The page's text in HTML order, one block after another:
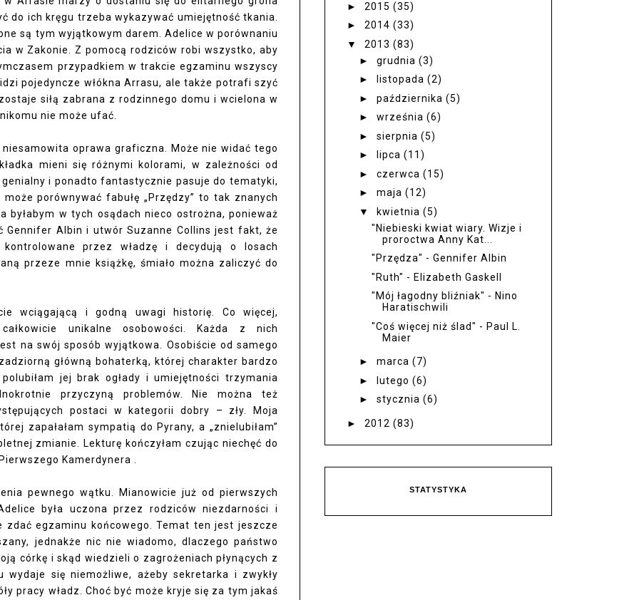
do ich kręgu trzeba wykazywać umiejętność tkania.
są tym wyjątkowym darem. Adelice w porównaniu
w Zakonie. Z pomocą rodziców robi wszystko, aby
przypadkiem w trakcie egzaminu wszyscy
pojedyncze włókna Arrasu, ale także potrafi szyć
siłą zabrana z rodzinnego domu i wcielona w
nie może ufać.
oprawa graficzna. Może nie widać tego
mieni się różnymi kolorami, w zależności od
i ponadto fantastycznie pasuje do tematyki,
porównywać fabułę „Przędzy” to tak znanych
byłabym w tych osądach nieco ostrożna, ponieważ
Gennifer Albin i utwór Suzanne Collins jest fakt, że
przez władzę i decydują o losach
przeze mnie książkę, śmiało można zaliczyć do
wciągającą i godną uwagi historię. Co więcej,
unikalne osobowości. Każda z nich
na swój sposób wyjątkowa. Osobiście od samego
główną bohaterką, której charakter bardzo
jej brak ogłady i umiejętności trzymania
przyczyną problemów. Nie można też
postaci w kategorii dobry – zły. Moja
zapałałam sympatią do Pyrany, a „znielubiłam”
zmianie. Lekturę kończyłam czując niechęć do
Kamerdynera .
pewnego wątku. Mianowicie już od pierwszych
była uczona przez rodziców niezdarności i
egzaminu końcowego. Temat ten jest jeszcze
jednakże nic nie wiadomo, dlaczego państwo
córkę i skąd wiedzieli o zagrożeniach płynących z
się niemożliwe, ażeby sekretarka i zwykły
pracy władz. Choć być może kryje się za tym jakaś
► 2015 (35)
► 2014 (33)
▼ 2013 (83)
► grudnia (3)
►
listopada (2)
► października (5)
► września (6)
► sierpnia (5)
►
lipca (11)
► czerwca (15)
► maja (12)
▼
kwietnia (5)
"Niebieski kwiat wiary. Wizje i
proroctwa Anny Kat...
"Przędza" - Gennifer Albin
"Ruth" - Elizabeth Gaskell
"Mój łagodny bliźniak" - Nino
Haratischwili
"Coś więcej niż ślad" - Paul L.
Maier
► marca (7)
►
lutego (6)
► stycznia (6)
► 2012 (83)
STATYSTYKA